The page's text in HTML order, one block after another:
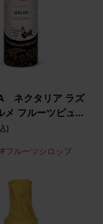
ネクタリア ラズ
メ フルーツピュ...
)
#フルーツシロップ